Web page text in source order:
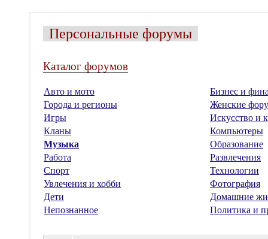
Персональные форумы
Каталог форумов
Авто и мото
Бизнес и
Города и регионы
Женские
Игры
Искусство и
Кланы
Компьютеры
Музыка
Образование
Работа
Развлечения
Спорт
Технологии
Увлечения и хобби
Фотография
Дети
Домашние
Непознанное
Политика и